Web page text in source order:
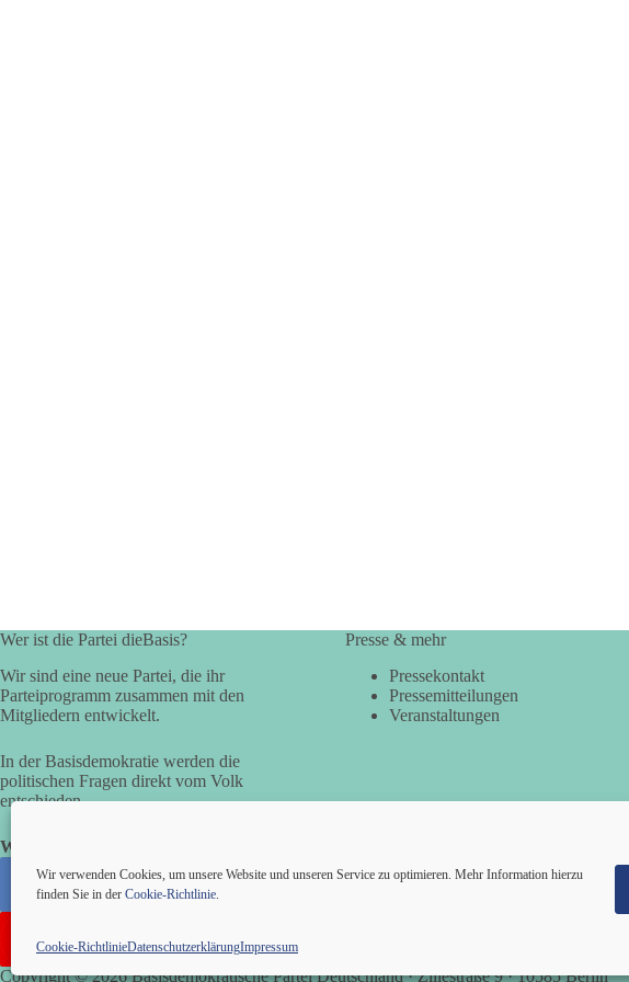
Wir verwenden Cookies, um unsere Website und unseren Service zu optimieren. Mehr Information hierzu
finden Sie in der Cookie-Richtlinie.
Cookie-RichtlinieDatenschutzerklärungImpressum
Wer ist die Partei dieBasis?
Wir sind eine neue Partei, die ihr
Parteiprogramm zusammen mit den
Mitgliedern entwickelt.
In der Basisdemokratie werden die
politischen Fragen direkt vom Volk
entschieden.
Wir alle sind die Basis!
Presse & mehr
Pressekontakt
Pressemitteilungen
Veranstaltungen
Copyright © 2026 Basisdemokratische Partei Deutschland · Zillestraße 9 · 10585 Berlin